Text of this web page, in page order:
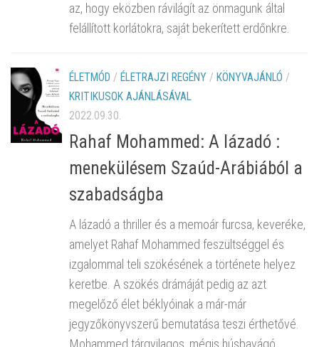
az, hogy eközben rávilágít az önmagunk által
felállított korlátokra, saját bekerített erdőnkre.
ÉLETMÓD / ÉLETRAJZI REGÉNY / KÖNYVAJÁNLÓ /
KRITIKUSOK AJÁNLÁSÁVAL
2022.09.30.
Rahaf Mohammed: A lázadó :
menekülésem Szaúd-Arábiából a
szabadságba
A lázadó a thriller és a memoár furcsa, keveréke,
amelyet Rahaf Mohammed feszültséggel és
izgalommal teli szökésének a története helyez
keretbe. A szökés drámáját pedig az azt
megelőző élet béklyóinak a már-már
jegyzőkönyvszerű bemutatása teszi érthetővé.
Mohammed tárgyilagos, mégis húsbavágó